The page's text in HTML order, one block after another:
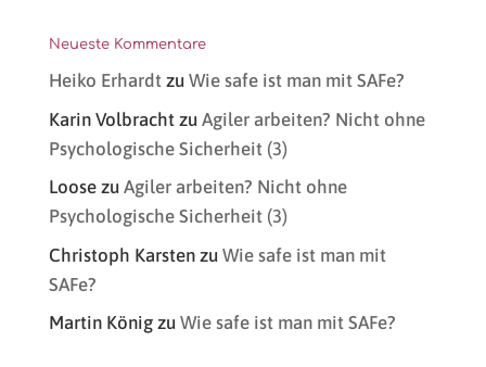
Neueste Kommentare
Heiko Erhardtzu Wie safe ist man mit SAFe?
Karin Volbrachtzu Agiler arbeiten? Nicht ohne
Psychologische Sicherheit (3)
Loosezu Agiler arbeiten? Nicht ohne
Psychologische Sicherheit (3)
Christoph Karstenzu Wie safe ist man mit
SAFe?
Martin Königzu Wie safe ist man mit SAFe?